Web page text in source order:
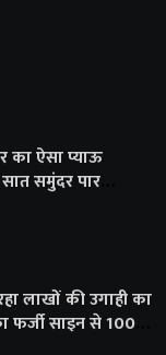
का ऐसा प्याऊ
समुंदर पार
लाखों की उगाही का
साइन से 100